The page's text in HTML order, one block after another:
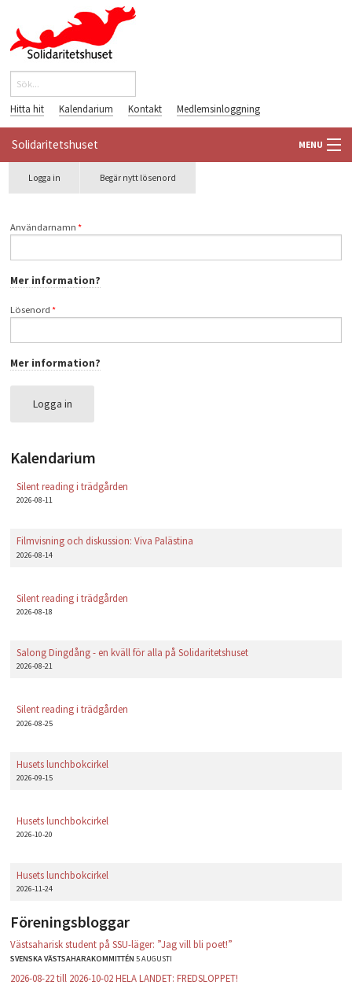
Hoppa till huvudinnehåll
Sökformulär
Hitta hit Kalendarium Kontakt Medlemsinloggning
Solidaritetshuset MENU
HEM
FÖRENINGAR
PLAY
Primära flikar
Logga in Begär nytt lösenord
Användarnamn*
Mer information?
Lösenord*
Mer information?
Logga in
Kalendarium
Silent reading i trädgården
2026-08-11
Filmvisning och diskussion: Viva Palästina
2026-08-14
Silent reading i trädgården
2026-08-18
Salong Dingdång - en kväll för alla på Solidaritetshuset
2026-08-21
Silent reading i trädgården
2026-08-25
Husets lunchbokcirkel
2026-09-15
Husets lunchbokcirkel
2026-10-20
Husets lunchbokcirkel
2026-11-24
Föreningsbloggar
Västsaharisk student på SSU-läger: ”Jag vill bli poet!”
SVENSKA VÄSTSAHARAKOMMITTÉN5 AUGUSTI
2026-08-22 till 2026-10-02 HELA LANDET: FREDSLOPPET!